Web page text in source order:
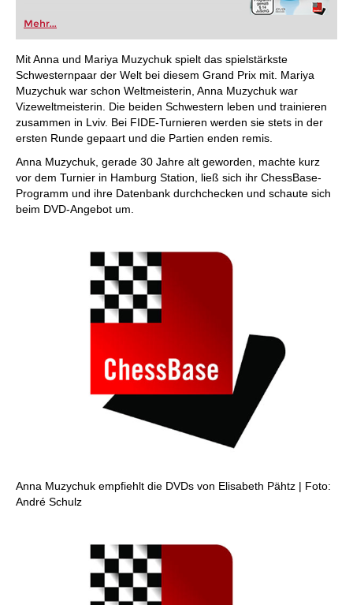
Mehr...
Mit Anna und Mariya Muzychuk spielt das spielstärkste
Schwesternpaar der Welt bei diesem Grand Prix mit. Mariya
Muzychuk war schon Weltmeisterin, Anna Muzychuk war
Vizeweltmeisterin. Die beiden Schwestern leben und trainieren
zusammen in Lviv. Bei FIDE-Turnieren werden sie stets in der
ersten Runde gepaart und die Partien enden remis.
Anna Muzychuk, gerade 30 Jahre alt geworden, machte kurz
vor dem Turnier in Hamburg Station, ließ sich ihr ChessBase-
Programm und ihre Datenbank durchchecken und schaute sich
beim DVD-Angebot um.
Anna Muzychuk empfiehlt die DVDs von Elisabeth Pähtz | Foto:
André Schulz